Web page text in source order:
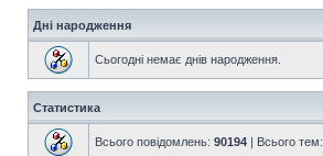
Дні народження
Сьогодні немає днів народження.
Статистика
Всього повідомлень: 90194 | Всього тем: